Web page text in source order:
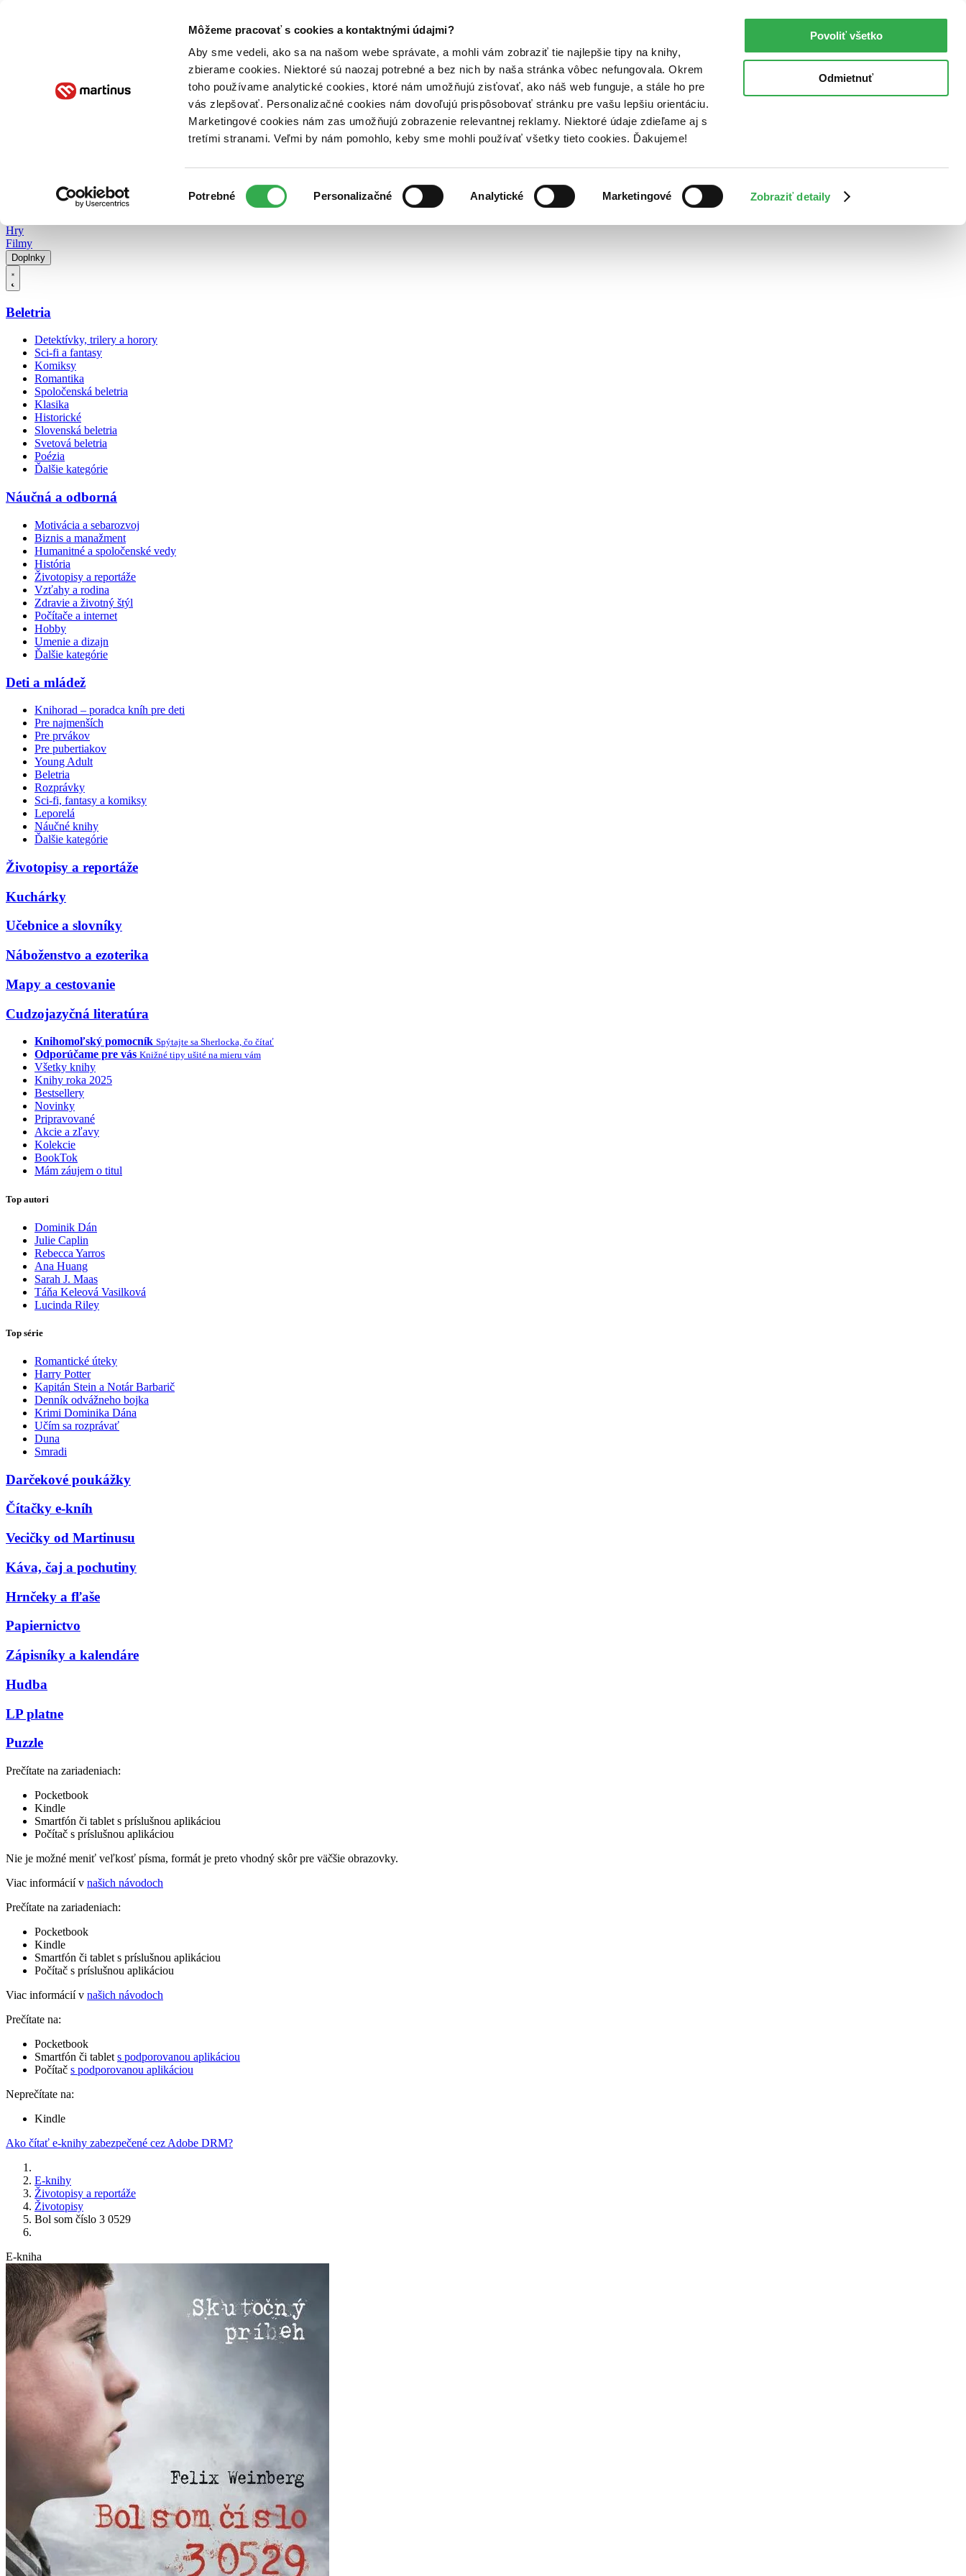
Môžeme pracovať s cookies a kontaktnými údajmi?
Aby sme vedeli, ako sa na našom webe správate, a mohli vám zobraziť tie najlepšie tipy na knihy,
zbierame cookies. Niektoré sú naozaj potrebné a bez nich by naša stránka vôbec nefungovala. Okrem
toho používame analytické cookies, ktoré nám umožňujú zisťovať, ako náš web funguje, a stále ho pre
vás zlepšovať. Personalizačné cookies nám dovoľujú prispôsobovať stránku pre vašu lepšiu orientáciu.
Marketingové cookies nám zas umožňujú zobrazenie relevantnej reklamy. Niektoré údaje zdieľame aj s
tretími stranami. Veľmi by nám pomohlo, keby sme mohli používať všetky tieto cookies. Ďakujeme!
súhlasu
Potrebné Personalizačné Analytické Marketingové Zobraziť detaily
Povoliť všetko
Odmietnuť
Poukážky Kontakt
Hry
Filmy
Doplnky
Beletria
Detektívky, trilery a horory
Sci-fi a fantasy
Komiksy
Romantika
Spoločenská beletria
Klasika
Historické
Slovenská beletria
Svetová beletria
Poézia
Ďalšie kategórie
Náučná a odborná
Motivácia a sebarozvoj
Biznis a manažment
Humanitné a spoločenské vedy
História
Životopisy a reportáže
Vzťahy a rodina
Zdravie a životný štýl
Počítače a internet
Hobby
Umenie a dizajn
Ďalšie kategórie
Deti a mládež
Knihorad – poradca kníh pre deti
Pre najmenších
Pre prvákov
Pre pubertiakov
Young Adult
Beletria
Rozprávky
Sci-fi, fantasy a komiksy
Leporelá
Náučné knihy
Ďalšie kategórie
Životopisy a reportáže
Kuchárky
Učebnice a slovníky
Náboženstvo a ezoterika
Mapy a cestovanie
Cudzojazyčná literatúra
Knihomoľský pomocník Spýtajte sa Sherlocka, čo čítať
Odporúčame pre vás Knižné tipy ušité na mieru vám
Všetky knihy
Knihy roka 2025
Bestsellery
Novinky
Pripravované
Akcie a zľavy
Kolekcie
BookTok
Mám záujem o titul
Top autori
Dominik Dán
Julie Caplin
Rebecca Yarros
Ana Huang
Sarah J. Maas
Táňa Keleová Vasilková
Lucinda Riley
Top série
Romantické úteky
Harry Potter
Kapitán Stein a Notár Barbarič
Denník odvážneho bojka
Krimi Dominika Dána
Učím sa rozprávať
Duna
Smradi
Darčekové poukážky
Čítačky e-kníh
Vecičky od Martinusu
Káva, čaj a pochutiny
Hrnčeky a fľaše
Papiernictvo
Zápisníky a kalendáre
Hudba
LP platne
Puzzle
Prečítate na zariadeniach:
Pocketbook
Kindle
Smartfón či tablet s príslušnou aplikáciou
Počítač s príslušnou aplikáciou
Nie je možné meniť veľkosť písma, formát je preto vhodný skôr pre väčšie obrazovky.
Viac informácií v našich návodoch
Prečítate na zariadeniach:
Pocketbook
Kindle
Smartfón či tablet s príslušnou aplikáciou
Počítač s príslušnou aplikáciou
Viac informácií v našich návodoch
Prečítate na:
Pocketbook
Smartfón či tablet s podporovanou aplikáciou
Počítač s podporovanou aplikáciou
Neprečítate na:
Kindle
Ako čítať e-knihy zabezpečené cez Adobe DRM?
E-knihy
Životopisy a reportáže
Životopisy
Bol som číslo 3 0529
E-kniha